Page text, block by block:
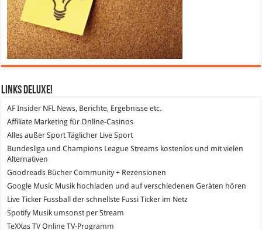
Links DeLuXe!
AF Insider NFL News, Berichte, Ergebnisse etc.
Affiliate Marketing für Online-Casinos
Alles außer Sport Täglicher Live Sport
Bundesliga und Champions League Streams kostenlos und mit vielen
Alternativen
Goodreads Bücher Community + Rezensionen
Google Music Musik hochladen und auf verschiedenen Geräten hören
Live Ticker Fussball der schnellste Fussi Ticker im Netz
SpotifyMusik umsonst per Stream
TeXXas TVOnline TV-Programm